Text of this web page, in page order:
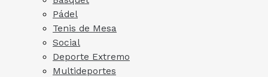
Pádel
Tenis de Mesa
Social
Deporte Extremo
Multideportes